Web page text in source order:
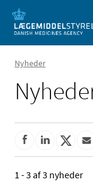
Nyheder
1 - 3 af 3 nyheder